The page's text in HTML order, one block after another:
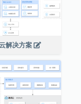
解决方案